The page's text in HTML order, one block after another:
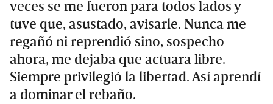
veces se me fueron para todos lados y
tuve que, asustado, avisarle. Nunca me
regañó ni reprendió sino, sospecho
ahora, me dejaba que actuara libre.
Siempre privilegió la libertad. Así aprendí
a dominar el rebaño.